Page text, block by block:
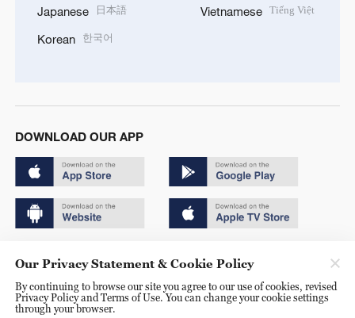
Japanese 日本語
Korean 한국어
Vietnamese Tiếng Việt
DOWNLOAD OUR APP
京ICP备20000184号
京公网安备 11010502050052号
Our Privacy Statement & Cookie Policy
By continuing to browse our site you agree to our use of cookies, revised
Privacy Policy and Terms of Use. You can change your cookie settings
through your browser.